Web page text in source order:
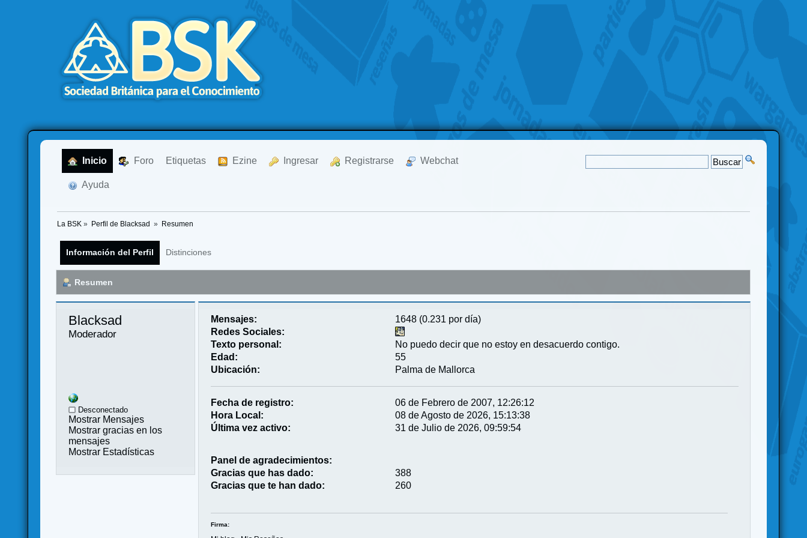
Inicio Foro Etiquetas Ezine Ingresar Registrarse Webchat
Ayuda
La BSK » Perfil de Blacksad » Resumen
Información del Perfil Distinciones
Resumen
Blacksad
Moderador
Desconectado
Mostrar Mensajes
Mostrar gracias en los
mensajes
Mostrar Estadísticas
Mensajes:
1648 (0.231 por día)
Redes Sociales:
Texto personal:
No puedo decir que no estoy en desacuerdo contigo.
Edad:
55
Ubicación:
Palma de Mallorca
Fecha de registro:
06 de Febrero de 2007, 12:26:12
Hora Local:
08 de Agosto de 2026, 15:13:38
Última vez activo:
31 de Julio de 2026, 09:59:54
Panel de agradecimientos:
Gracias que has dado:
388
Gracias que te han dado:
260
Firma: